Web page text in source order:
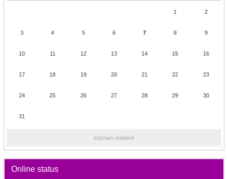
1 2
3 4 5 6 7 8 9
10 11 12 13 14 15 16
17 18 19 20 21 22 23
24 25 26 27 28 29 30
31
zoznam udalostí
Online status